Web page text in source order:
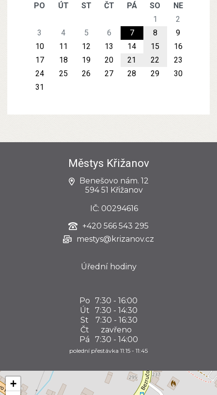
PO ÚT ST ČT PÁ SO
NE
1
2
3
4 5 6 7 8
9
10
11 12 13 14 15
16
17
18 19 20 21 22
23
24
25 26 27 28 29
30
31
Městys Křižanov
Benešovo nám. 12
594 51 Křižanov
IČ: 00294616
+420 566 543 295
mestys@krizanov.cz
Úřední hodiny
Po 7:30 - 16:00
Út
7:30 - 14:30
St
7:30 - 16:30
Čt
zavřeno
Pá
7:30 - 14:00
polední přestávka 11:15 - 11:45
+